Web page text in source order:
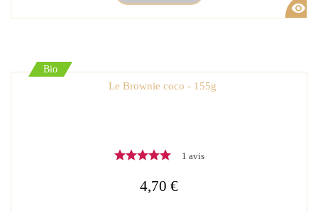
visibility
Bio
Le Brownie coco - 155g
1 avis
4,70 €